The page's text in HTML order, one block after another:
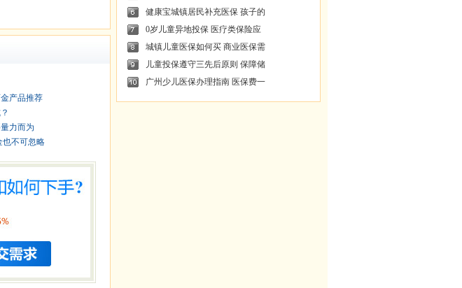
产品推荐
力而为
也不可忽略
健康宝城镇居民补充医保 孩子的
0岁儿童异地投保 医疗类保险应
城镇儿童医保如何买 商业医保需
儿童投保遵守三先后原则 保障储
广州少儿医保办理指南 医保费一